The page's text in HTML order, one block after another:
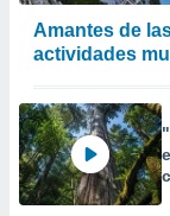
Amantes de
actividades